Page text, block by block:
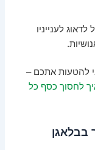
לענייניו
להטעות אתכם –
לחסוך כסף כל
בבלאגן